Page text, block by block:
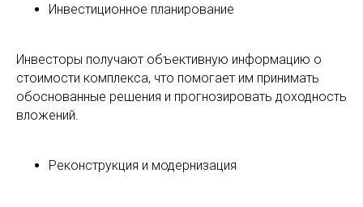
Инвестиционное планирование
Инвесторы получают объективную информацию о
стоимости комплекса, что помогает им принимать
обоснованные решения и прогнозировать доходность
вложений.
Реконструкция и модернизация